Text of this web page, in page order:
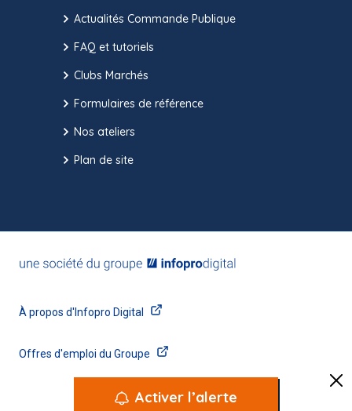
Activer l’alerte
Actualités Commande Publique
FAQ et tutoriels
Clubs Marchés
Formulaires de référence
Nos ateliers
Plan de site